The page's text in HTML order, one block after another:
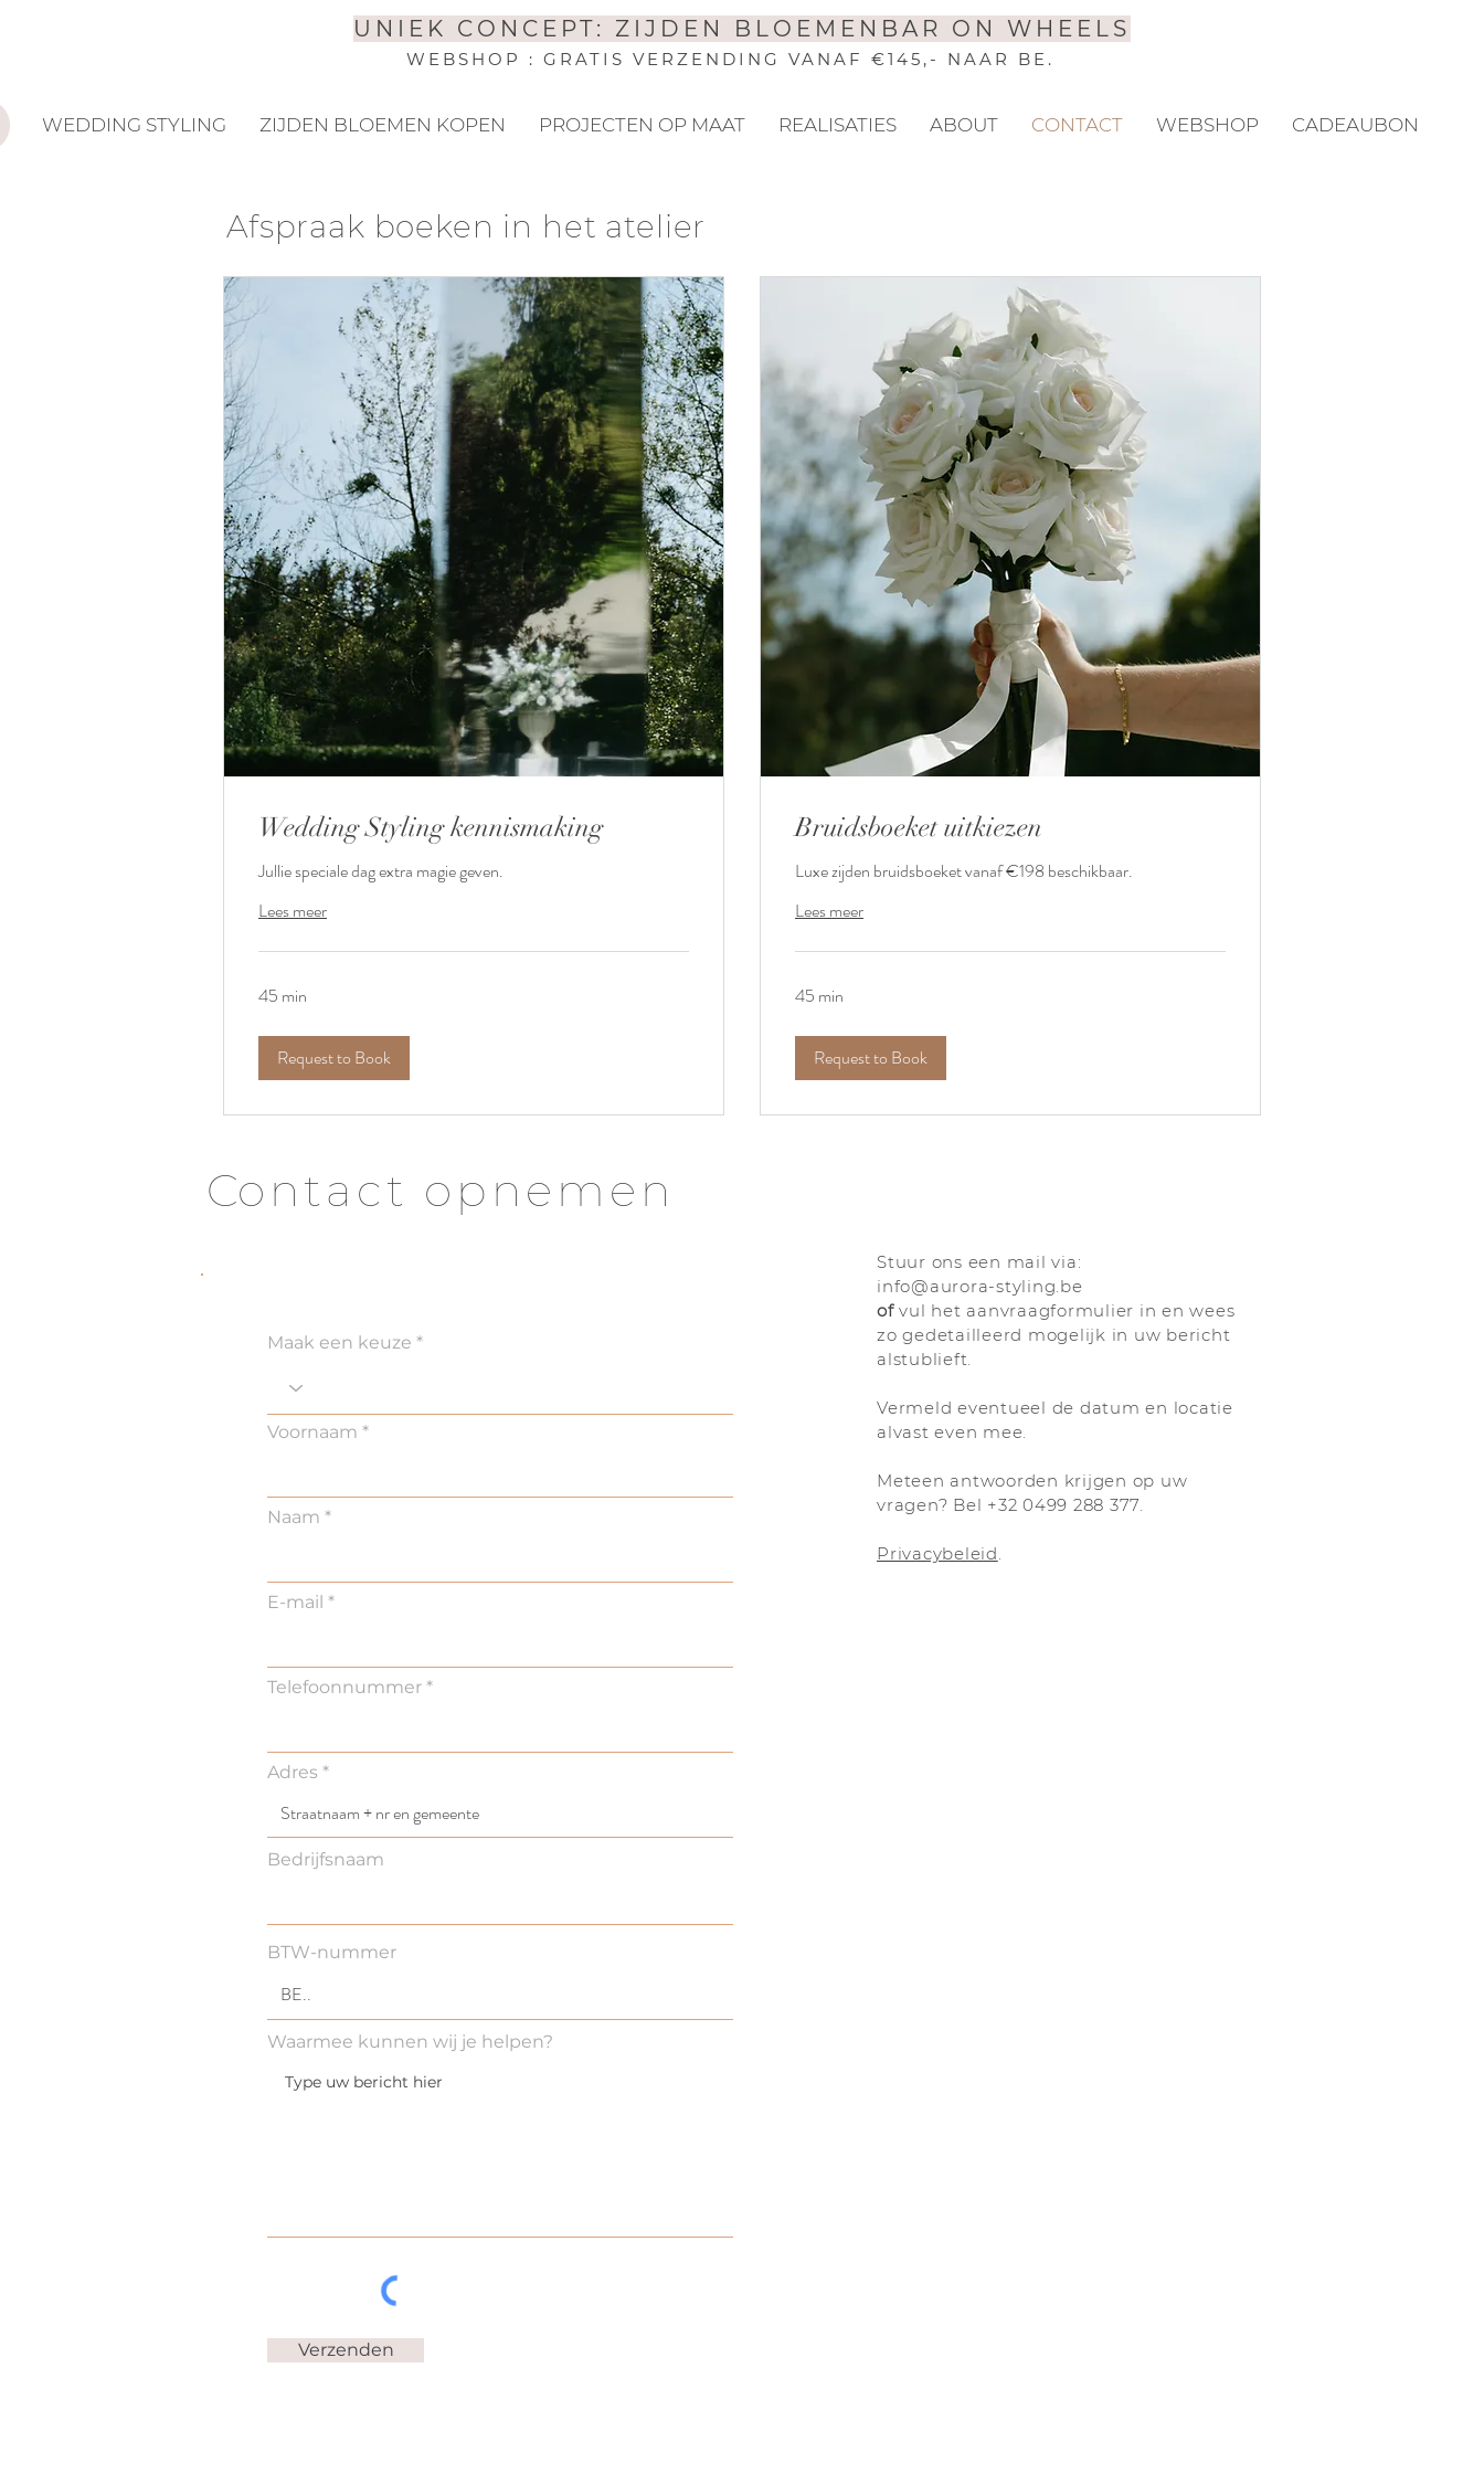
UNIEK CONCEPT: ZIJDEN BLOEMENBAR ON WHEELS
WEBSHOP : GRATIS VERZENDING VANAF €145,- NAAR BE.
WEDDING STYLING ZIJDEN BLOEMEN KOPEN PROJECTEN OP MAAT REALISATIES ABOUT CONTACT WEBSHOP CADEAUBON
Afspraak boeken in het atelier
Wedding Styling kennismaking
Jullie speciale dag extra magie geven.
Lees meer
45 min
Request to Book
Bruidsboeket uitkiezen
Luxe zijden bruidsboeket vanaf €198 beschikbaar.
Lees meer
45 min
Request to Book
Contact opnemen
Maak een keuze
Voornaam
Naam
E-mail
Telefoonnummer
Adres
Bedrijfsnaam
BTW-nummer
Waarmee kunnen wij je helpen?
Verzenden
Stuur ons een mail via:
info@aurora-styling.be
ofvul het aanvraagformulier in en wees
zo gedetailleerd mogelijk in uw bericht
alstublieft.
Vermeld eventueel de datum en locatie
alvast even mee.
Meteen antwoorden krijgen op uw
vragen? Bel +32 0499 288 377.
Privacybeleid